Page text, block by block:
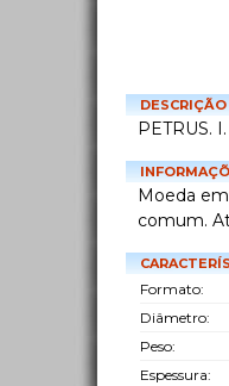
PETRUS.
Moeda
comum.
Formato:
Diâmetro:
Peso:
Espessura: